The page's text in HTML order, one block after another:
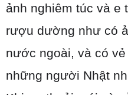
ảnh nghiêm túc và e
rượu dường như có
nước ngoài, và có
những người Nhật